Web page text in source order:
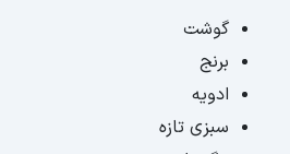
گوشت
برنج
ادویه
سبزی تازه